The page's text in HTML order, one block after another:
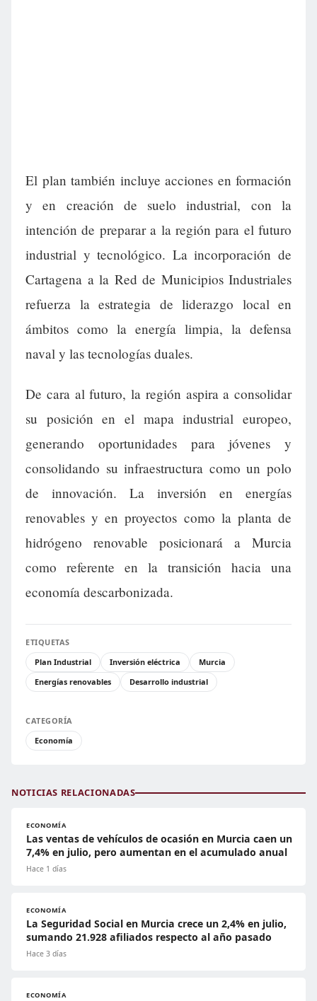
El plan también incluye acciones en formación
y en creación de suelo industrial, con la
intención de preparar a la región para el futuro
industrial y tecnológico. La incorporación de
Cartagena a la Red de Municipios Industriales
refuerza la estrategia de liderazgo local en
ámbitos como la energía limpia, la defensa
naval y las tecnologías duales.
De cara al futuro, la región aspira a consolidar
su posición en el mapa industrial europeo,
generando oportunidades para jóvenes y
consolidando su infraestructura como un polo
de innovación. La inversión en energías
renovables y en proyectos como la planta de
hidrógeno renovable posicionará a Murcia
como referente en la transición hacia una
economía descarbonizada.
ETIQUETAS
Plan Industrial
Inversión eléctrica
Murcia
Energías renovables
Desarrollo industrial
CATEGORÍA
Economía
NOTICIAS RELACIONADAS
ECONOMÍA
Las ventas de vehículos de ocasión en Murcia caen un
7,4% en julio, pero aumentan en el acumulado anual
Hace 1 días
ECONOMÍA
La Seguridad Social en Murcia crece un 2,4% en julio,
sumando 21.928 afiliados respecto al año pasado
Hace 3 días
ECONOMÍA